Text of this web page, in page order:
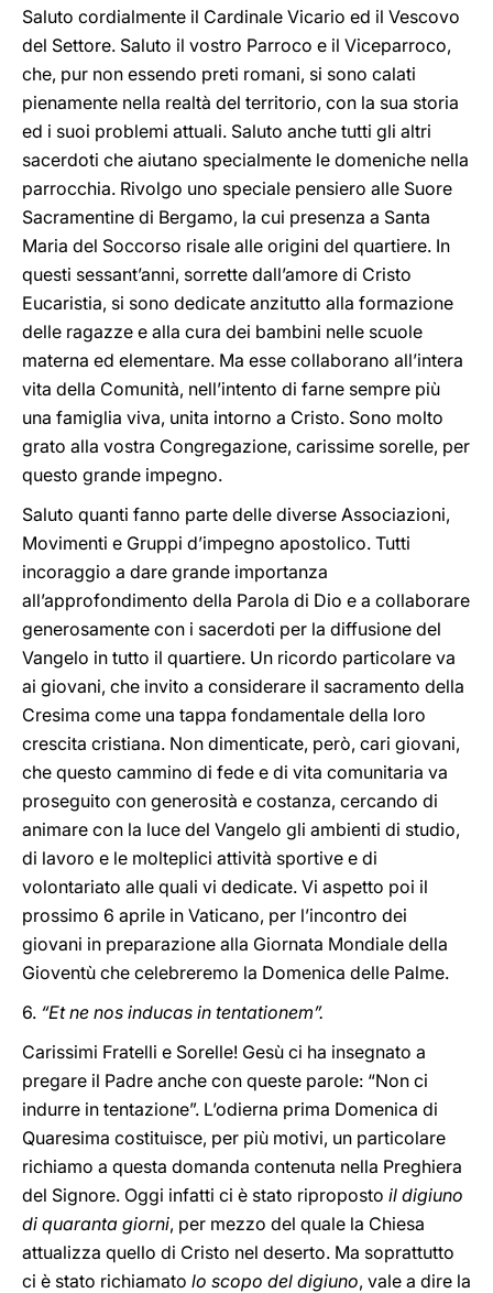
Saluto cordialmente il Cardinale Vicario ed il Vescovo
del Settore. Saluto il vostro Parroco e il Viceparroco,
che, pur non essendo preti romani, si sono calati
pienamente nella realtà del territorio, con la sua storia
ed i suoi problemi attuali. Saluto anche tutti gli altri
sacerdoti che aiutano specialmente le domeniche nella
parrocchia. Rivolgo uno speciale pensiero alle Suore
Sacramentine di Bergamo, la cui presenza a Santa
Maria del Soccorso risale alle origini del quartiere. In
questi sessant’anni, sorrette dall’amore di Cristo
Eucaristia, si sono dedicate anzitutto alla formazione
delle ragazze e alla cura dei bambini nelle scuole
materna ed elementare. Ma esse collaborano all’intera
vita della Comunità, nell’intento di farne sempre più
una famiglia viva, unita intorno a Cristo. Sono molto
grato alla vostra Congregazione, carissime sorelle, per
questo grande impegno.
Saluto quanti fanno parte delle diverse Associazioni,
Movimenti e Gruppi d’impegno apostolico. Tutti
incoraggio a dare grande importanza
all’approfondimento della Parola di Dio e a collaborare
generosamente con i sacerdoti per la diffusione del
Vangelo in tutto il quartiere. Un ricordo particolare va
ai giovani, che invito a considerare il sacramento della
Cresima come una tappa fondamentale della loro
crescita cristiana. Non dimenticate, però, cari giovani,
che questo cammino di fede e di vita comunitaria va
proseguito con generosità e costanza, cercando di
animare con la luce del Vangelo gli ambienti di studio,
di lavoro e le molteplici attività sportive e di
volontariato alle quali vi dedicate. Vi aspetto poi il
prossimo 6 aprile in Vaticano, per l’incontro dei
giovani in preparazione alla Giornata Mondiale della
Gioventù che celebreremo la Domenica delle Palme.
6. “Et ne nos inducas in tentationem”.
Carissimi Fratelli e Sorelle! Gesù ci ha insegnato a
pregare il Padre anche con queste parole: “Non ci
indurre in tentazione”. L’odierna prima Domenica di
Quaresima costituisce, per più motivi, un particolare
richiamo a questa domanda contenuta nella Preghiera
del Signore. Oggi infatti ci è stato riproposto il digiuno
di quaranta giorni, per mezzo del quale la Chiesa
attualizza quello di Cristo nel deserto. Ma soprattutto
ci è stato richiamato lo scopo del digiuno, vale a dire la